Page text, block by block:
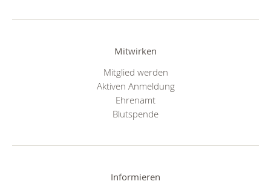
Mitwirken
Mitglied werden
Aktiven Anmeldung
Ehrenamt
Blutspende
Informieren